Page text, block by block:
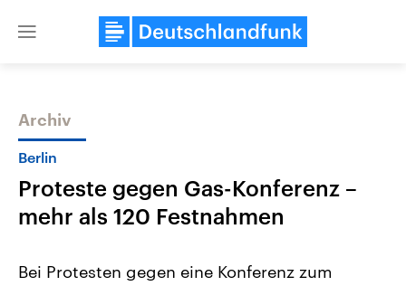
Close
Themen
Archiv
Berlin
Proteste gegen Gas-Konferenz –
mehr als 120 Festnahmen
Bei Protesten gegen eine Konferenz zum